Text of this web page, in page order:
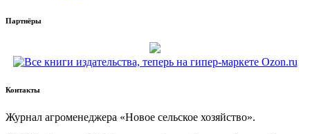
Партнёры
Контакты
Жур­нал агро­ме­не­дже­ра «Новое сель­ское хозяйство».